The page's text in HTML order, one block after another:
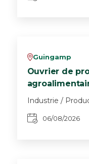
vGuingamp
Ouvrier de
Industrie /
06/08/2026